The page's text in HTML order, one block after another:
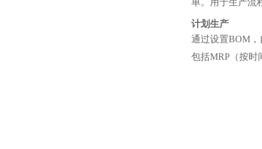
单。用于生产流
计划生产
通过设置BOM
包括MRP（按时